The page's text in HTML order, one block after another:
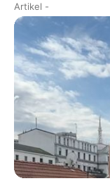
Artikel -